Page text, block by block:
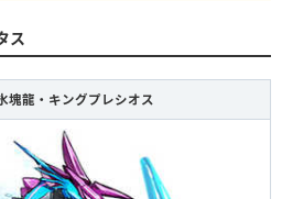
ス
塊龍・キングプレシオス